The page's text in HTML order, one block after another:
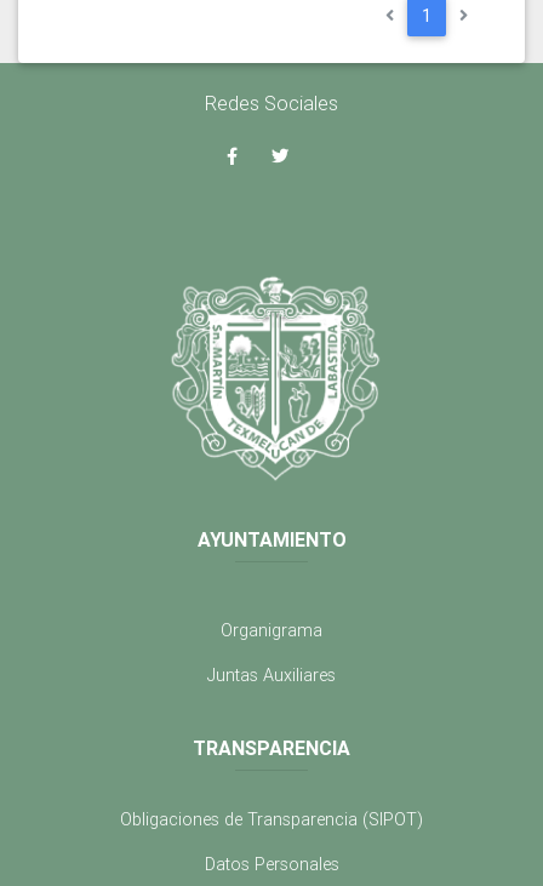
1
Redes Sociales
AYUNTAMIENTO
Organigrama
Juntas Auxiliares
TRANSPARENCIA
Obligaciones de Transparencia (SIPOT)
Datos Personales